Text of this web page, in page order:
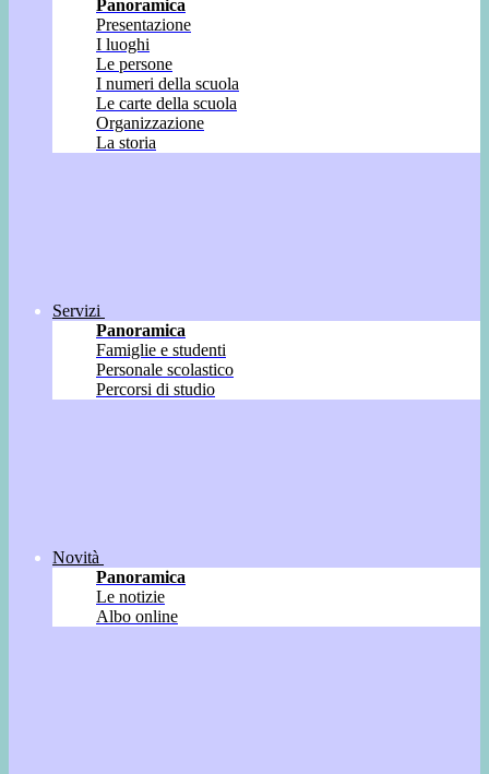
Panoramica
Presentazione
I luoghi
Le persone
I numeri della scuola
Le carte della scuola
Organizzazione
La storia
Servizi
Panoramica
Famiglie e studenti
Personale scolastico
Percorsi di studio
Novità
Panoramica
Le notizie
Albo online